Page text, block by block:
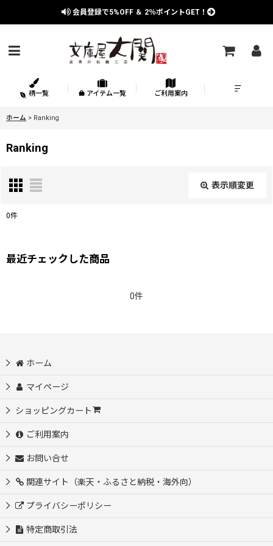
会員登録で5%OFF ＆ 2％ポイントGET！
柄一覧 アイテム一覧 ご利用案内
ホーム > Ranking
Ranking
表示順変更
0件
最近チェックした商品
0件
ホーム
マイページ
ショッピングカート
ご利用案内
お問い合せ
関連サイト（楽天・ふるさと納税・海外向）
プライバシーポリシー
特定商取引法